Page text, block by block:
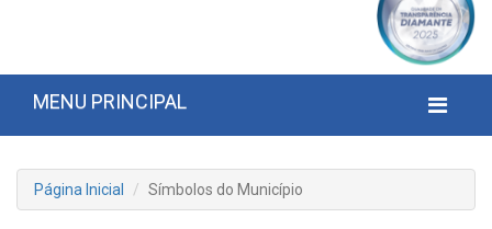
MENU PRINCIPAL
Página Inicial Símbolos do Município